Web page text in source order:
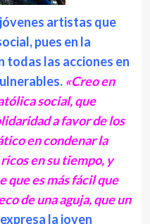
artistas que
pues en la
todas las acciones en
«Creo en
social, que
a favor de los
en condenar la
en su tiempo, y
que es más fácil que
de una aguja, que un
expresa la joven